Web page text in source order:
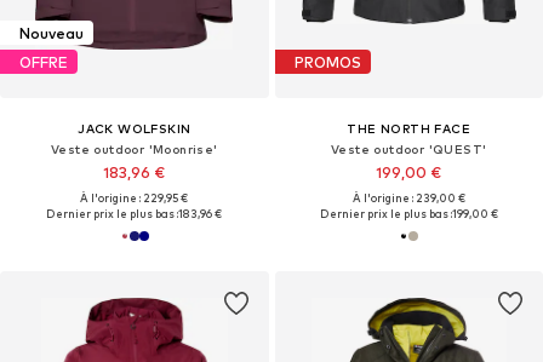
Nouveau
OFFRE
JACK WOLFSKIN
Veste outdoor 'Moonrise'
183,96 €
À l'origine : 229,95 €
Dernier prix le plus bas :183,96 €
PROMOS
THE NORTH FACE
Veste outdoor 'QUEST'
199,00 €
À l'origine : 239,00 €
Dernier prix le plus bas :199,00 €